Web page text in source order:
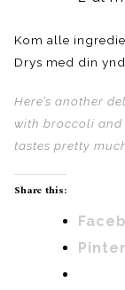
Kom alle
Drys med din
Here’s another
with broccoli and
tastes pretty
Share this: